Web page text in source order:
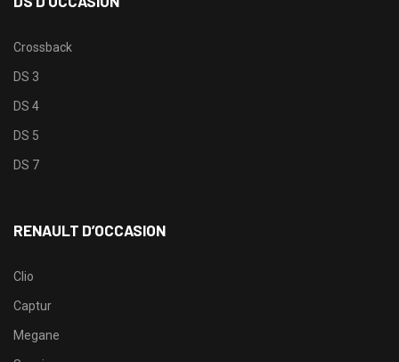
Crossback
DS 3
DS 4
DS 5
DS 7
RENAULT D’OCCASION
Clio
Captur
Megane